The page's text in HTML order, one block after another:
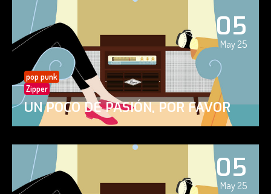
05
May 25
pop punk
Zipper
UN POCO DE PASIÓN, POR FAVOR
05
May 25